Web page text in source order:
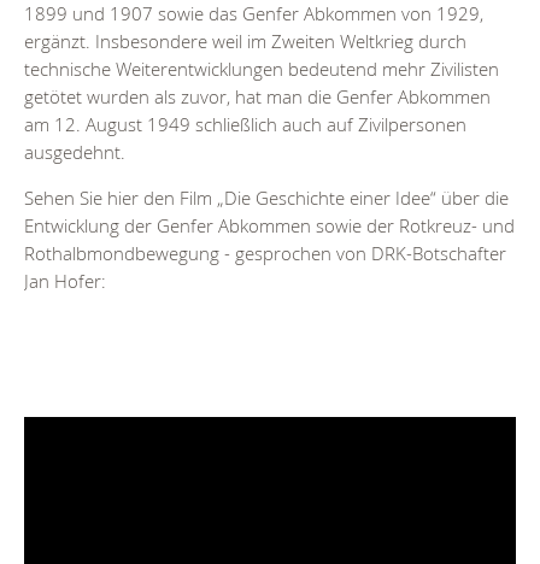
1899 und 1907 sowie das Genfer Abkommen von 1929,
ergänzt. Insbesondere weil im Zweiten Weltkrieg durch
technische Weiterentwicklungen bedeutend mehr Zivilisten
getötet wurden als zuvor, hat man die Genfer Abkommen
am 12. August 1949 schließlich auch auf Zivilpersonen
ausgedehnt.
Sehen Sie hier den Film „Die Geschichte einer Idee“ über die
Entwicklung der Genfer Abkommen sowie der Rotkreuz- und
Rothalbmondbewegung - gesprochen von DRK-Botschafter
Jan Hofer: